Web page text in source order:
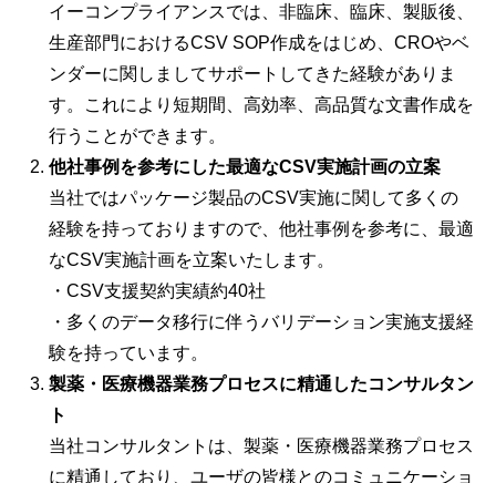
イーコンプライアンスでは、非臨床、臨床、製販後、
生産部門におけるCSV SOP作成をはじめ、CROやベ
ンダーに関しましてサポートしてきた経験がありま
す。これにより短期間、高効率、高品質な文書作成を
行うことができます。
他社事例を参考にした最適なCSV実施計画の立案
当社ではパッケージ製品のCSV実施に関して多くの
経験を持っておりますので、他社事例を参考に、最適
なCSV実施計画を立案いたします。
・CSV支援契約実績約40社
・多くのデータ移行に伴うバリデーション実施支援経
験を持っています。
製薬・医療機器業務プロセスに精通したコンサルタン
ト
当社コンサルタントは、製薬・医療機器業務プロセス
に精通しており、ユーザの皆様とのコミュニケーショ